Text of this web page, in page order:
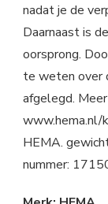
nadat je de
Daarnaast is
oorsprong.
te weten over
afgelegd.
www.hema.nl/
HEMA.
nummer: